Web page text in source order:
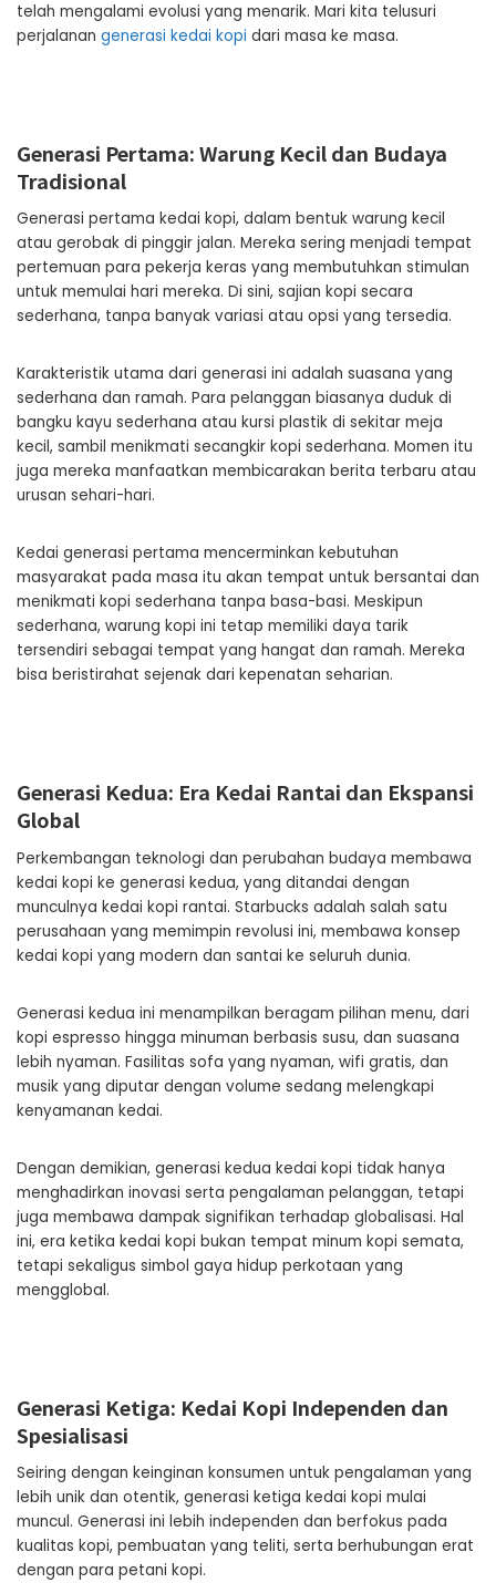
telah mengalami evolusi yang menarik. Mari kita telusuri
perjalanan generasi kedai kopi dari masa ke masa.
Generasi Pertama: Warung Kecil dan Budaya
Tradisional
Generasi pertama kedai kopi, dalam bentuk warung kecil
atau gerobak di pinggir jalan. Mereka sering menjadi tempat
pertemuan para pekerja keras yang membutuhkan stimulan
untuk memulai hari mereka. Di sini, sajian kopi secara
sederhana, tanpa banyak variasi atau opsi yang tersedia.
Karakteristik utama dari generasi ini adalah suasana yang
sederhana dan ramah. Para pelanggan biasanya duduk di
bangku kayu sederhana atau kursi plastik di sekitar meja
kecil, sambil menikmati secangkir kopi sederhana. Momen itu
juga mereka manfaatkan membicarakan berita terbaru atau
urusan sehari-hari.
Kedai generasi pertama mencerminkan kebutuhan
masyarakat pada masa itu akan tempat untuk bersantai dan
menikmati kopi sederhana tanpa basa-basi. Meskipun
sederhana, warung kopi ini tetap memiliki daya tarik
tersendiri sebagai tempat yang hangat dan ramah. Mereka
bisa beristirahat sejenak dari kepenatan seharian.
Generasi Kedua: Era Kedai Rantai dan Ekspansi
Global
Perkembangan teknologi dan perubahan budaya membawa
kedai kopi ke generasi kedua, yang ditandai dengan
munculnya kedai kopi rantai. Starbucks adalah salah satu
perusahaan yang memimpin revolusi ini, membawa konsep
kedai kopi yang modern dan santai ke seluruh dunia.
Generasi kedua ini menampilkan beragam pilihan menu, dari
kopi espresso hingga minuman berbasis susu, dan suasana
lebih nyaman. Fasilitas sofa yang nyaman, wifi gratis, dan
musik yang diputar dengan volume sedang melengkapi
kenyamanan kedai.
Dengan demikian, generasi kedua kedai kopi tidak hanya
menghadirkan inovasi serta pengalaman pelanggan, tetapi
juga membawa dampak signifikan terhadap globalisasi. Hal
ini, era ketika kedai kopi bukan tempat minum kopi semata,
tetapi sekaligus simbol gaya hidup perkotaan yang
mengglobal.
Generasi Ketiga: Kedai Kopi Independen dan
Spesialisasi
Seiring dengan keinginan konsumen untuk pengalaman yang
lebih unik dan otentik, generasi ketiga kedai kopi mulai
muncul. Generasi ini lebih independen dan berfokus pada
kualitas kopi, pembuatan yang teliti, serta berhubungan erat
dengan para petani kopi.